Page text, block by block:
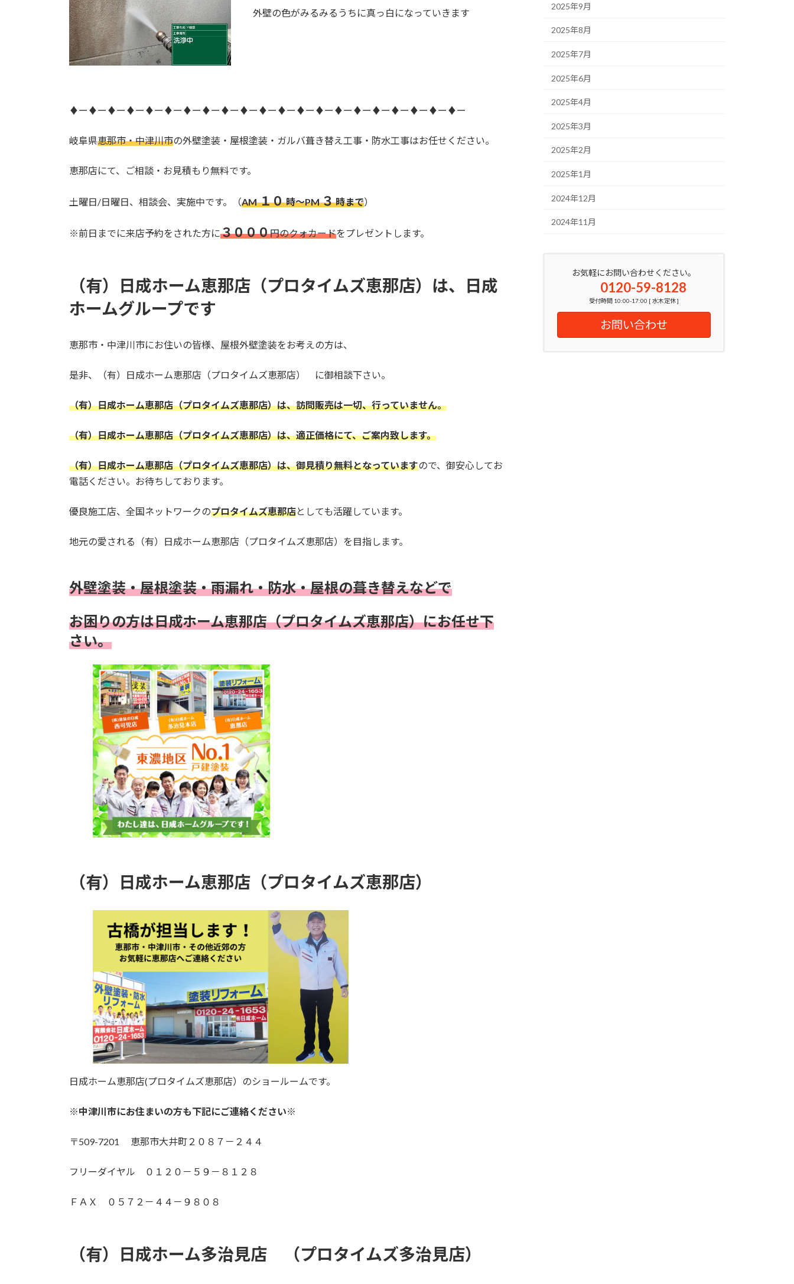
外壁の色がみるみるうちに真っ白になっていきます
♦ー♦ー♦ー♦ー♦ー♦ー♦ー♦ー♦ー♦ー♦ー♦ー♦ー♦ー♦ー♦ー♦ー♦ー♦ー♦ー♦ー
岐阜県恵那市・中津川市の外壁塗装・屋根塗装・ガルバ葺き替え工事・防水工事はお任せください。
恵那店にて、ご相談・お見積もり無料です。
土曜日/日曜日、相談会、実施中です。（AM１０時～PM３時まで）
※前日までに来店予約をされた方に３０００円のクォカードをプレゼントします。
（有）日成ホーム恵那店（プロタイムズ恵那店） は、日成
ホームグループです
恵那市・中津川市にお住いの皆様、屋根外壁塗装をお考えの方は、
是非、（有）日成ホーム恵那店（プロタイムズ恵那店） に御相談下さい。
（有）日成ホーム恵那店（プロタイムズ恵那店）は、訪問販売は一切、行っていません。
（有）日成ホーム恵那店（プロタイムズ恵那店）は、適正価格にて、ご案内致します。
（有）日成ホーム恵那店（プロタイムズ恵那店）は、御見積り無料となっていますので、御安心してお
電話ください。お待ちしております。
優良施工店、全国ネットワークのプロタイムズ恵那店としても活躍しています。
地元の愛される（有）日成ホーム恵那店（プロタイムズ恵那店）を目指します。
外壁塗装・屋根塗装・雨漏れ・防水・屋根の葺き替えなどで
お困りの方は日成ホーム恵那店（プロタイムズ恵那店）にお任せ下
さい。
（有）日成ホーム恵那店（プロタイムズ恵那店）
日成ホーム恵那店(プロタイムズ恵那店）のショールームです。
※中津川市にお住まいの方も下記にご連絡ください※
〒509-7201 恵那市大井町２０８７－２４４
フリーダイヤル ０１２０－５９－８１２８
ＦＡＸ ０５７２－４４－９８０８
（有）日成ホーム多治見店 （プロタイムズ多治見店）
2025年9月
2025年8月
2025年7月
2025年6月
2025年4月
2025年3月
2025年2月
2025年1月
2024年12月
2024年11月
お気軽にお問い合わせください。
0120-59-8128
受付時間 10:00-17:00 [ 水木定休 ]
お問い合わせ